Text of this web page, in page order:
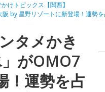
けトピックス【関西】
by 星野リゾートに新登場！運勢を
タメかき
がOMO7
！運勢を占